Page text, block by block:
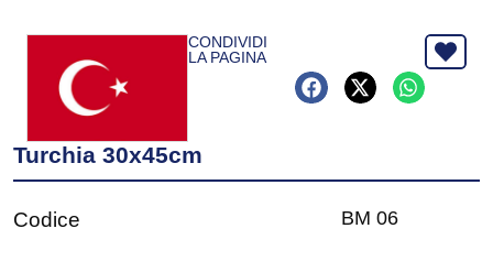
CONDIVIDI
LA PAGINA
Turchia 30x45cm
Codice BM 06